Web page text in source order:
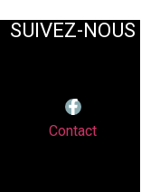
SUIVEZ-NOUS
Contact